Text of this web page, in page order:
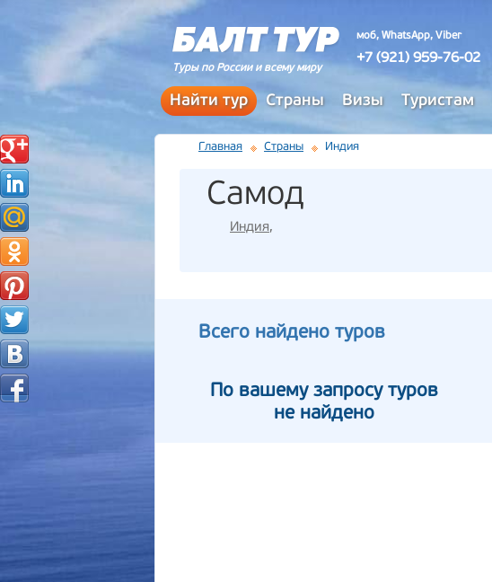
Туры по России и всему миру
моб, WhatsApp, Viber
+7 (921) 959-76-02
Найти тур Страны Визы Туристам
Главная Страны Индия
Самод
Индия,
Всего найдено туров
По вашему запросу туров
не найдено